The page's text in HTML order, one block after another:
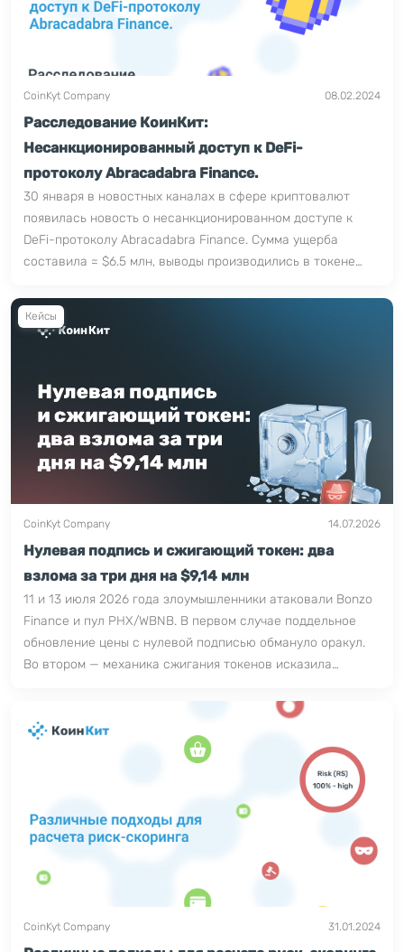
CoinKyt Company 08.02.2024
Расследование КоинКит:
Несанкционированный доступ к DeFi-
протоколу Abracadabra Finance.
30 января в новостных каналах в сфере криптовалют
появилась новость о несанкционированном доступе к
DeFi-протоколу Abracadabra Finance. Сумма ущерба
составила ≈ $6.5 млн, выводы производились в токене
доллару (USD), собственный токен Abracadabra Finance). В
своем Twitter пострадавшая сторона сообщила, что
обеспечение пользователей не пострадало.
Кейсы
CoinKyt Company 14.07.2026
Нулевая подпись и сжигающий токен: два
взлома за три дня на $9,14 млн
11 и 13 июля 2026 года злоумышленники атаковали Bonzo
Finance и пул PHX/WBNB. В первом случае поддельное
обновление цены с нулевой подписью обмануло оракул.
Во втором — механика сжигания токенов исказила
CoinKyt Company 31.01.2024